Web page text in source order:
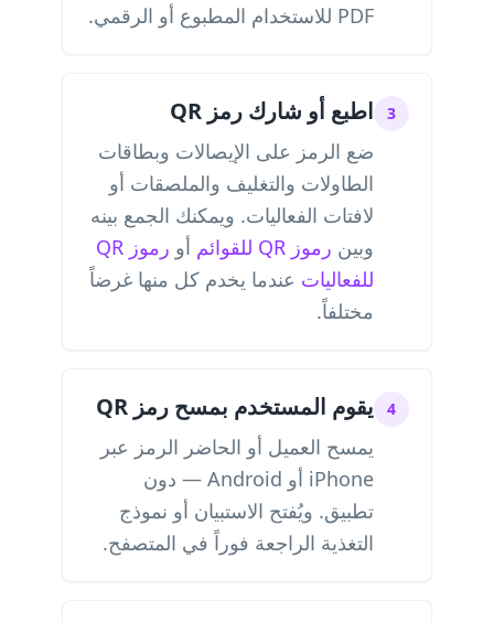
PDF للاستخدام المطبوع أو الرقمي.
3 اطبع أو شارك رمز QR
ضع الرمز على الإيصالات وبطاقات
الطاولات والتغليف والملصقات أو
لافتات الفعاليات. ويمكنك الجمع بينه
وبين رموز QR للقوائم أو
رموز QR
للفعاليات عندما يخدم كل منها غرضاً
مختلفاً.
4 يقوم المستخدم بمسح رمز QR
يمسح العميل أو الحاضر الرمز عبر
iPhone أو Android — دون
تطبيق. ويُفتح الاستبيان أو نموذج
التغذية الراجعة فوراً في المتصفح.